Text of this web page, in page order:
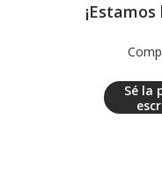
Sé la